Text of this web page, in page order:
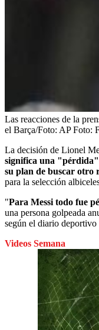
Las reacciones de la
el Barça/Foto: APFoto:
La decisión de Lionel
significa una "pérdida"
su plan de buscar otro
para la selección
"Para Messi todo fue
una persona golpeada
según el diario deportivo
Videos Semana